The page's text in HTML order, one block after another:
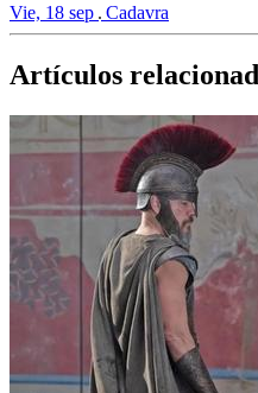
Vie, 18 sep Cadavra
Artículos